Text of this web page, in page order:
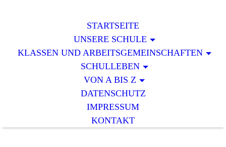
STARTSEITE
UNSERE SCHULE
KLASSEN UND ARBEITSGEMEINSCHAFTEN
SCHULLEBEN
VON A BIS Z
DATENSCHUTZ
IMPRESSUM
KONTAKT